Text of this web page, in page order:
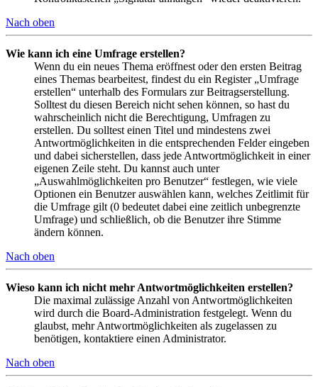
Nach oben
Wie kann ich eine Umfrage erstellen?
Wenn du ein neues Thema eröffnest oder den ersten Beitrag
eines Themas bearbeitest, findest du ein Register „Umfrage
erstellen“ unterhalb des Formulars zur Beitragserstellung.
Solltest du diesen Bereich nicht sehen können, so hast du
wahrscheinlich nicht die Berechtigung, Umfragen zu
erstellen. Du solltest einen Titel und mindestens zwei
Antwortmöglichkeiten in die entsprechenden Felder eingeben
und dabei sicherstellen, dass jede Antwortmöglichkeit in einer
eigenen Zeile steht. Du kannst auch unter
„Auswahlmöglichkeiten pro Benutzer“ festlegen, wie viele
Optionen ein Benutzer auswählen kann, welches Zeitlimit für
die Umfrage gilt (0 bedeutet dabei eine zeitlich unbegrenzte
Umfrage) und schließlich, ob die Benutzer ihre Stimme
ändern können.
Nach oben
Wieso kann ich nicht mehr Antwortmöglichkeiten erstellen?
Die maximal zulässige Anzahl von Antwortmöglichkeiten
wird durch die Board-Administration festgelegt. Wenn du
glaubst, mehr Antwortmöglichkeiten als zugelassen zu
benötigen, kontaktiere einen Administrator.
Nach oben